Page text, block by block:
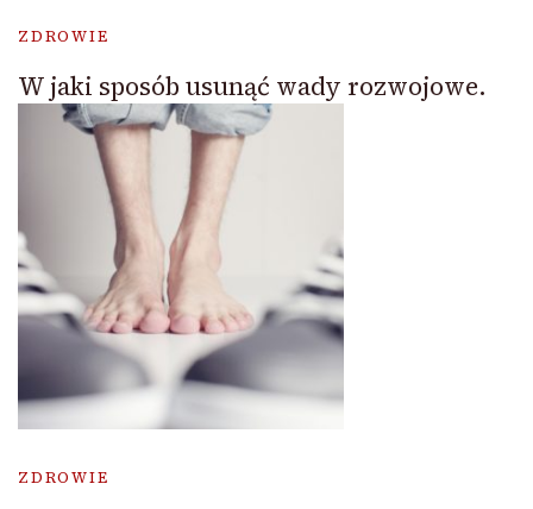
ZDROWIE
W jaki sposób usunąć wady rozwojowe.
ZDROWIE